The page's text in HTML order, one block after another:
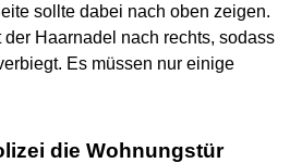
sollte dabei nach oben zeigen.
der Haarnadel nach rechts, sodass
Es müssen nur einige
die Wohnungstür